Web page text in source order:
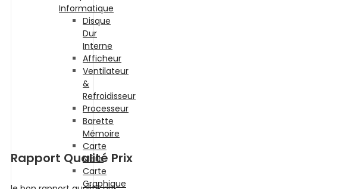
Informatique
Disque
Dur
Interne
Afficheur
Ventilateur
&
Refroidisseur
Processeur
Barette
Mémoire
Carte
Mère
Carte
Graphique
Rapport Qualité Prix